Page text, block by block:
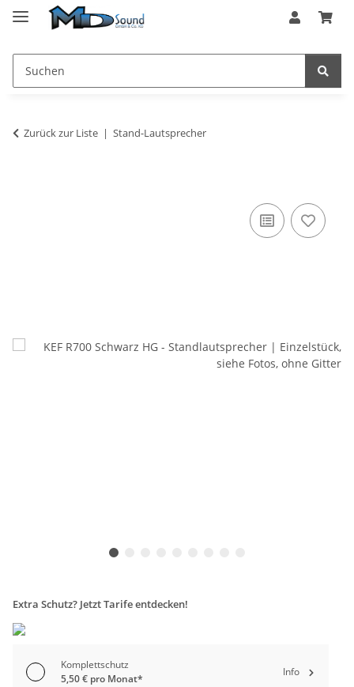
Zurück zur Liste Stand-Lautsprecher
Extra Schutz? Jetzt Tarife entdecken!
Komplettschutz
5,50 € pro Monat*
Info